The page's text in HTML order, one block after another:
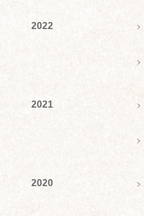
2022
2021
2020